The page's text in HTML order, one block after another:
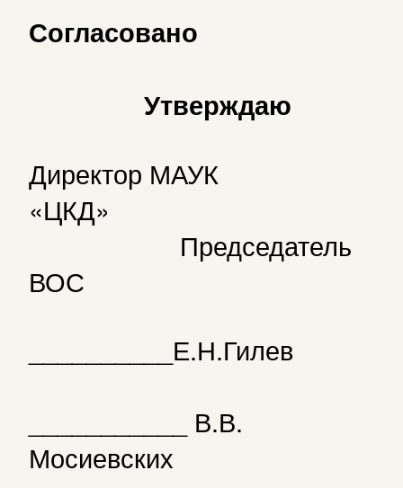
Согласовано
Утверждаю
Директор МАУК
«ЦКД»
Председатель
ВОС
__________Е.Н.Гилев
___________ В.В.
Мосиевских